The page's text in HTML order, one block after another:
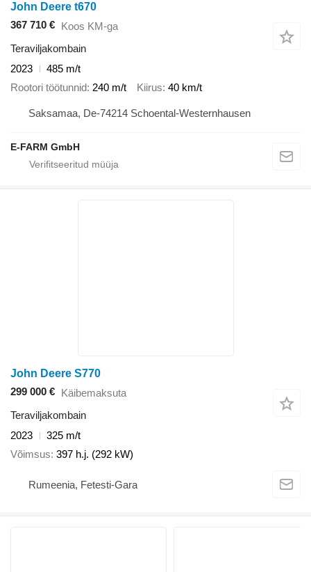
John Deere t670
367 710 € Koos KM-ga
Teraviljakombain
2023
485 m/t
Rootori töötunnid 240 m/t Kiirus 40 km/t
Saksamaa, De-74214 Schoental-Westernhausen
E-FARM GmbH
John Deere S770
299 000 € Käibemaksuta
Teraviljakombain
2023
325 m/t
Võimsus 397 h.j. (292 kW)
Rumeenia, Fetesti-Gara